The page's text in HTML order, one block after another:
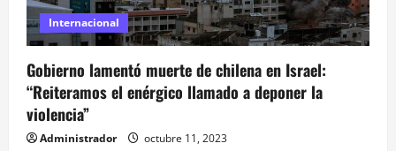
Internacional
Gobierno lamentó muerte de chilena en Israel:
“Reiteramos el enérgico llamado a deponer la
violencia”
Administrador octubre 11, 2023